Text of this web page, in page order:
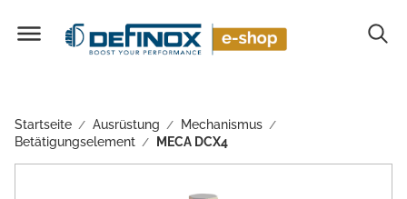
Startseite / Ausrüstung / Mechanismus /
Betätigungselement / MECA DCX4